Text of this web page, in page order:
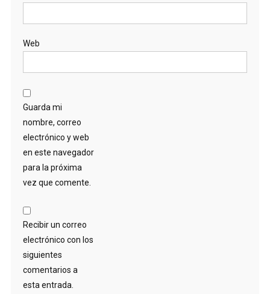
Web
Guarda mi
nombre, correo
electrónico y web
en este navegador
para la próxima
vez que comente.
Recibir un correo
electrónico con los
siguientes
comentarios a
esta entrada.